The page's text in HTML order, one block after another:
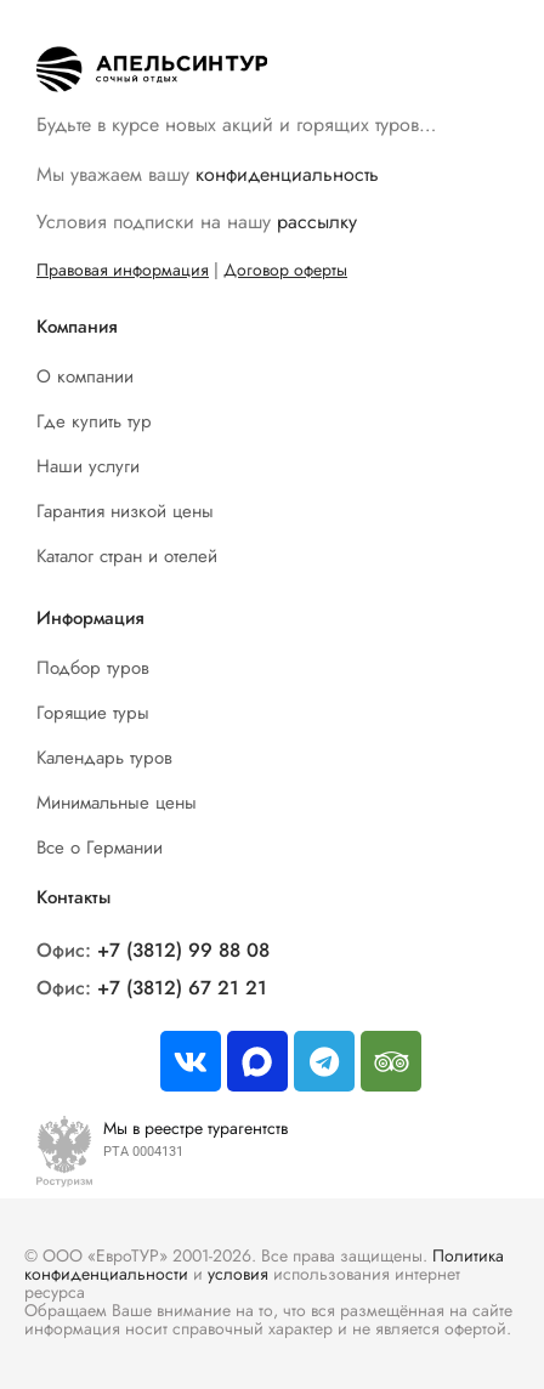
Будьте в курсе новых акций и горящих туров…
Мы уважаем вашу конфиденциальность
Условия подписки на нашу рассылку
Правовая информация | Договор оферты
Компания
О компании
Где купить тур
Наши услуги
Гарантия низкой цены
Каталог стран и отелей
Информация
Подбор туров
Горящие туры
Календарь туров
Минимальные цены
Все о Германии
Контакты
Офис: +7 (3812) 99 88 08
Офис: +7 (3812) 67 21 21
Мы в реестре турагентств
РТА 0004131
© ООО «ЕвроТУР» 2001-2026. Все права защищены. Политика
конфиденциальности и условия использования интернет
ресурса
Обращаем Ваше внимание на то, что вся размещённая на сайте
информация носит справочный характер и не является офертой.